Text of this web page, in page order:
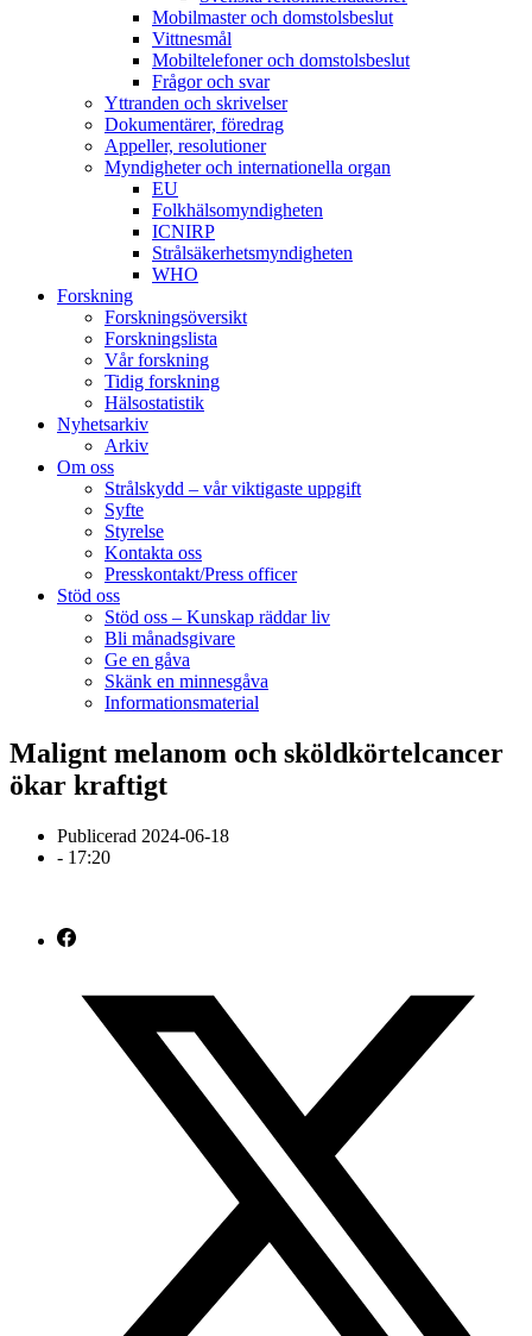
Mobilmaster och domstolsbeslut
Vittnesmål
Mobiltelefoner och domstolsbeslut
Frågor och svar
Yttranden och skrivelser
Dokumentärer, föredrag
Appeller, resolutioner
Myndigheter och internationella organ
EU
Folkhälsomyndigheten
ICNIRP
Strålsäkerhetsmyndigheten
WHO
Forskning
Forskningsöversikt
Forskningslista
Vår forskning
Tidig forskning
Hälsostatistik
Nyhetsarkiv
Arkiv
Om oss
Strålskydd – vår viktigaste uppgift
Syfte
Styrelse
Kontakta oss
Presskontakt/Press officer
Stöd oss
Stöd oss – Kunskap räddar liv
Bli månadsgivare
Ge en gåva
Skänk en minnesgåva
Informationsmaterial
Malignt melanom och sköldkörtelcancer
ökar kraftigt
Publicerad 2024-06-18
- 17:20